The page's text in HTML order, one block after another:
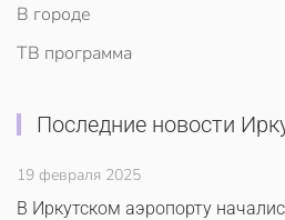
В городе
ТВ программа
Последние новости
19 февраля 2025
В Иркутском аэропорту